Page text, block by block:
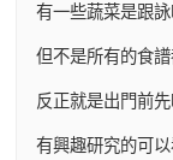
有一些蔬菜是跟
但不是所有的食
反正就是出門前
有興趣研究的可